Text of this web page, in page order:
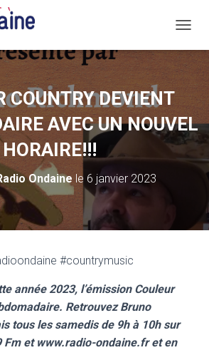
É
E
R
L
A
COUNTRY DEVIENT
AVEC UN NOUVEL
HORAIRE!!!
Ondaine le 6 janvier 2023
#countrymusic
année 2023, l’émission Couleur
Retrouvez Bruno
tous les samedis de 9h à 10h sur
Fm et www.radio-ondaine.fr et en